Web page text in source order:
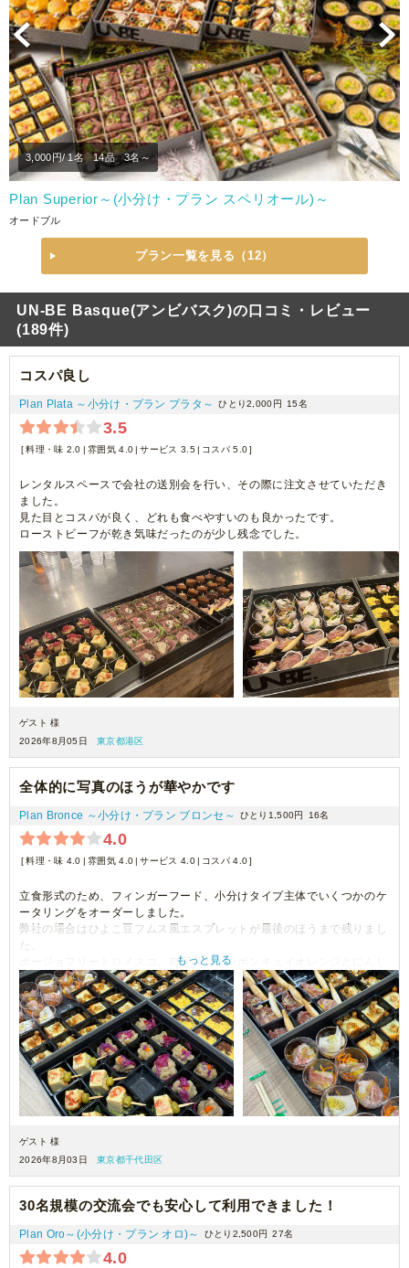
Previous
3,000 円/ 1名 14品 3名～
Plan Superior～(小分け・プラン スペリオール)～
オードブル
プラン一覧を見る（12）
UN-BE Basque(アンビバスク)の口コミ・レビュー
(189件)
コスパ良し
Plan Plata ～小分け・プラン プラタ～ ひとり2,000円 15名
3.5
料理・味 2.0 雰囲気 4.0 サービス 3.5 コスパ 5.0
レンタルスペースで会社の送別会を行い、その際に注文させていただき
ました。
見た目とコスパが良く、どれも食べやすいのも良かったです。
ローストビーフが乾き気味だったのが少し残念でした。
ゲスト 様
2026年8月05日
東京都港区
全体的に写真のほうが華やかです
Plan Bronce ～小分け・プラン ブロンセ～ ひとり1,500円 16名
4.0
料理・味 4.0 雰囲気 4.0 サービス 4.0 コスパ 4.0
立食形式のため、フィンガーフード、小分けタイプ主体でいくつかのケ
ータリングをオーダーしました。
弊社の場合はひよこ豆フムス風エスプレットが最後のほうまで残りまし
た。
ポージョフリートロメスコ、自家製ジャンボンキュイオレンジとにんじ
んラペは写真のほうがボリュームと華やかさがあり、
実物は少し控えめだった印象です。
何品かいただきましたが味付け自体は良かったと思います。
小分けに際して、使い捨てトングがついているお店もあるのですが、こ
ちらは付属がなく、手で取り分ける形になったため、その点は予約時点
ですり合わせができれば使い捨てトングを調達するなり対応ができたか
なと思います。
ボックス内にきっちり小分け容器が詰まっているので手で器を取る際に
周囲の食べ物に手が触れそうかなという点が気になりました。
難しいメニューが多く、ピンチョスタイプのメニューが増えるとありが
たいなと感じます。
もっと見る
ゲスト 様
2026年8月03日
東京都千代田区
30名規模の交流会でも安心して利用できました！
Plan Oro～(小分け・プラン オロ)～ ひとり2,500円 27名
4.0